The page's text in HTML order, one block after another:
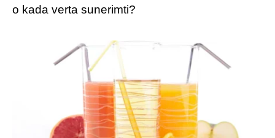
o kada verta sunerimti?